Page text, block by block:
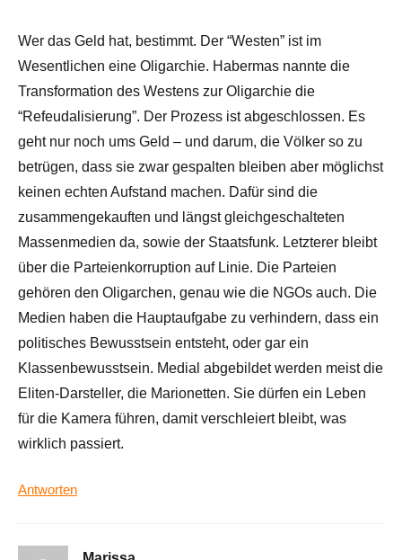
Wer das Geld hat, bestimmt. Der “Westen” ist im
Wesentlichen eine Oligarchie. Habermas nannte die
Transformation des Westens zur Oligarchie die
“Refeudalisierung”. Der Prozess ist abgeschlossen. Es
geht nur noch ums Geld – und darum, die Völker so zu
betrügen, dass sie zwar gespalten bleiben aber möglichst
keinen echten Aufstand machen. Dafür sind die
zusammengekauften und längst gleichgeschalteten
Massenmedien da, sowie der Staatsfunk. Letzterer bleibt
über die Parteienkorruption auf Linie. Die Parteien
gehören den Oligarchen, genau wie die NGOs auch. Die
Medien haben die Hauptaufgabe zu verhindern, dass ein
politisches Bewusstsein entsteht, oder gar ein
Klassenbewusstsein. Medial abgebildet werden meist die
Eliten-Darsteller, die Marionetten. Sie dürfen ein Leben
für die Kamera führen, damit verschleiert bleibt, was
wirklich passiert.
Antworten